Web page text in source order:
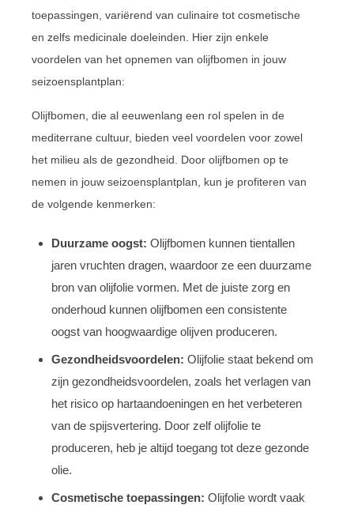
toepassingen, variërend van culinaire tot cosmetische
en zelfs medicinale doeleinden. Hier zijn enkele
voordelen van het opnemen van olijfbomen in jouw
seizoensplantplan:
Olijfbomen, die al eeuwenlang een rol spelen in de
mediterrane cultuur, bieden veel voordelen voor zowel
het milieu als de gezondheid. Door olijfbomen op te
nemen in jouw seizoensplantplan, kun je profiteren van
de volgende kenmerken:
Duurzame oogst: Olijfbomen kunnen tientallen
jaren vruchten dragen, waardoor ze een duurzame
bron van olijfolie vormen. Met de juiste zorg en
onderhoud kunnen olijfbomen een consistente
oogst van hoogwaardige olijven produceren.
Gezondheidsvoordelen: Olijfolie staat bekend om
zijn gezondheidsvoordelen, zoals het verlagen van
het risico op hartaandoeningen en het verbeteren
van de spijsvertering. Door zelf olijfolie te
produceren, heb je altijd toegang tot deze gezonde
olie.
Cosmetische toepassingen: Olijfolie wordt vaak